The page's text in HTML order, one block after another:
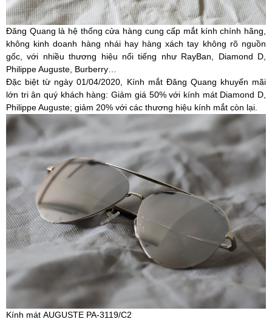
Đăng Quang là hệ thống cửa hàng cung cấp mắt kính chính hãng,
không kinh doanh hàng nhái hay hàng xách tay không rõ nguồn
gốc, với nhiều thương hiệu nổi tiếng như RayBan, Diamond D,
Philippe Auguste, Burberry…
Đặc biệt từ ngày 01/04/2020, Kính mắt Đăng Quang khuyến mãi
lớn tri ân quý khách hàng: Giảm giá 50% với kính mát Diamond D,
Philippe Auguste; giảm 20% với các thương hiệu kính mắt còn lại.
Kính mát AUGUSTE PA-3119/C2